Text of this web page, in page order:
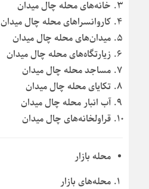
خانه‌های محله چال میدان
کاروانسراهای محله چال میدان
میدان‌های محله چال میدان
زیارتگاه‌های محله چال میدان
مساجد محله چال میدان
تکایای محله چال میدان
آب انبار محله چال میدان
قراولخانه‌های چال میدان
محله بازار
محله‌های بازار